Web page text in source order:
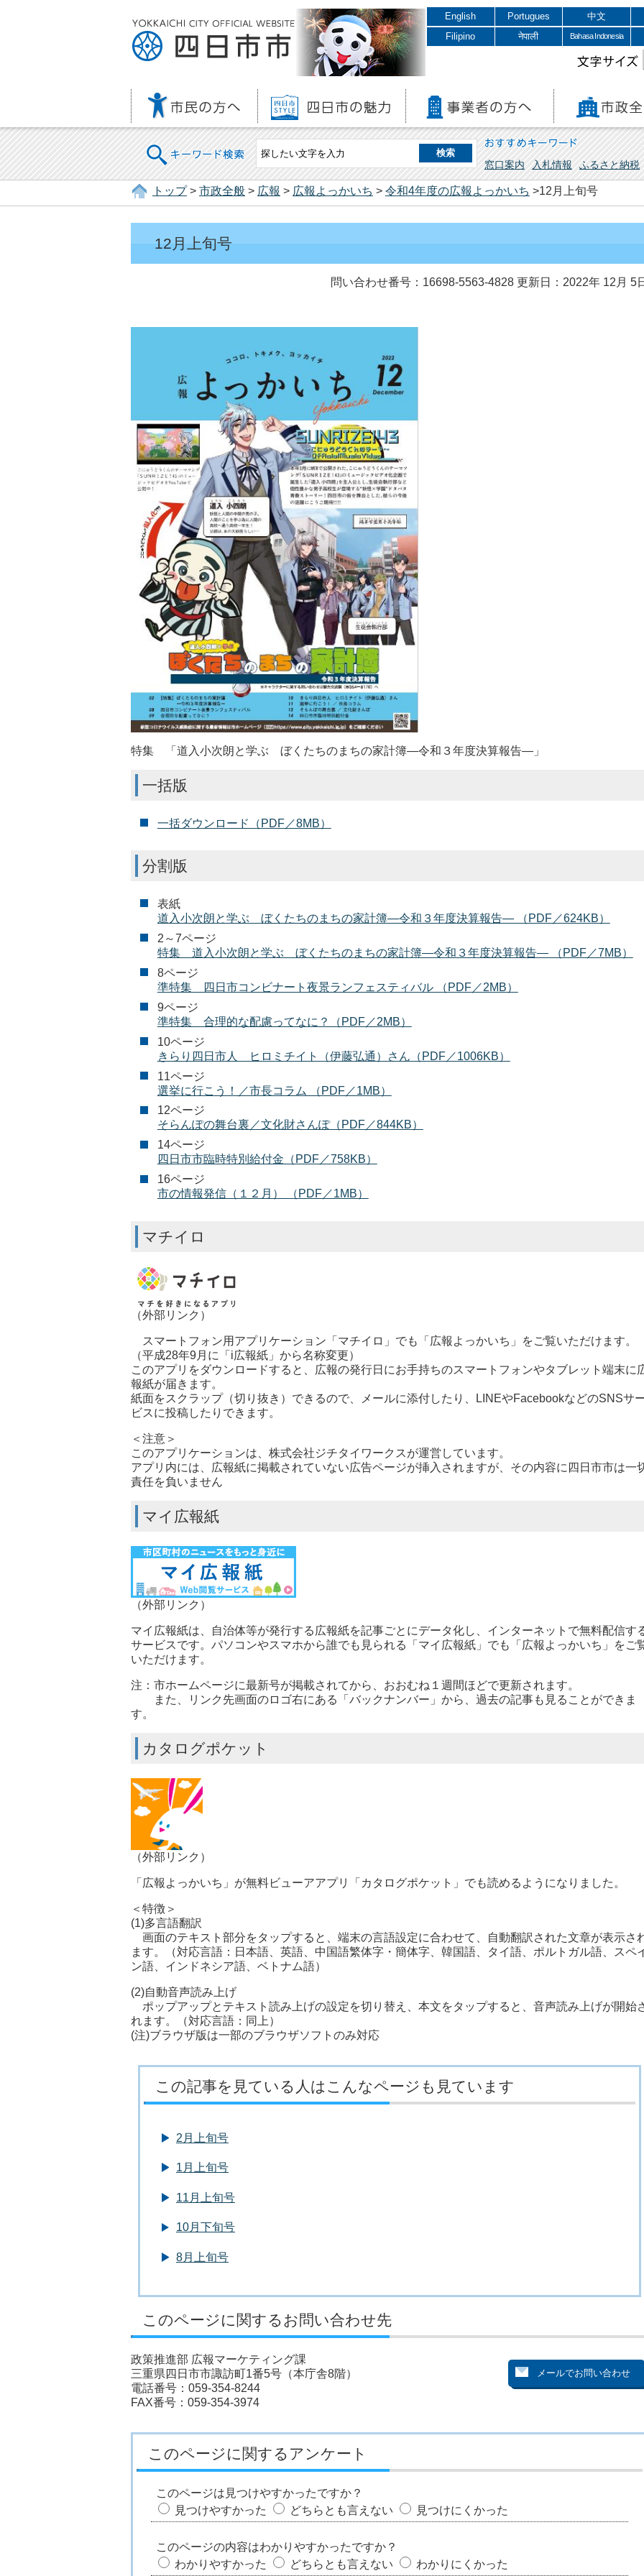
English Portugues
中文
Filipino
नेपाली Bahasa Indonesia
文字サイズ
キーワード検索 おすすめキーワード
窓口案内 入札情報 ふるさと納税
トップ> 市政全般 > 広報 > 広報よっかいち > 令和4年度の広報よっかいち >12月上旬号
12月上旬号
問い合わせ番号：16698-5563-4828 更新日：2022年 12月 5
特集 「道入小次朗と学ぶ ぼくたちのまちの家計簿―令和３年度決算報告―」
一括版
一括ダウンロード（PDF／8MB）
分割版
表紙
道入小次朗と学ぶ ぼくたちのまちの家計簿―令和３年度決算報告― （PDF／624KB）
2～7ページ
特集 道入小次朗と学ぶ ぼくたちのまちの家計簿―令和３年度決算報告― （PDF／7MB）
8ページ
準特集 四日市コンビナート夜景ランフェスティバル （PDF／2MB）
9ページ
準特集 合理的な配慮ってなに？（PDF／2MB）
10ページ
きらり四日市人 ヒロミチイト（伊藤弘通）さん（PDF／1006KB）
11ページ
選挙に行こう！／市長コラム （PDF／1MB）
12ページ
そらんぽの舞台裏／文化財さんぽ（PDF／844KB）
14ページ
四日市市臨時特別給付金（PDF／758KB）
16ページ
市の情報発信（１２月） （PDF／1MB）
マチイロ
（外部リンク）
スマートフォン用アプリケーション「マチイロ」でも「広報よっかいち」をご覧いただけます。
（平成28年9月に「i広報紙」から名称変更）
このアプリをダウンロードすると、広報の発行日にお手持ちのスマートフォンやタブレット端末に
報紙が届きます。
紙面をスクラップ（切り抜き）できるので、メールに添付したり、LINEやFacebookなどのSNSサ
ビスに投稿したりできます。
＜注意＞
このアプリケーションは、株式会社ジチタイワークスが運営しています。
アプリ内には、広報紙に掲載されていない広告ページが挿入されますが、その内容に四日市市は一
責任を負いません
マイ広報紙
（外部リンク）
マイ広報紙は、自治体等が発行する広報紙を記事ごとにデータ化し、インターネットで無料配信す
サービスです。パソコンやスマホから誰でも見られる「マイ広報紙」でも「広報よっかいち」をご
いただけます。
注：市ホームページに最新号が掲載されてから、おおむね１週間ほどで更新されます。
また、リンク先画面のロゴ右にある「バックナンバー」から、過去の記事も見ることができま
す。
カタログポケット
（外部リンク）
「広報よっかいち」が無料ビューアアプリ「カタログポケット」でも読めるようになりました。
＜特徴＞
(1)多言語翻訳
画面のテキスト部分をタップすると、端末の言語設定に合わせて、自動翻訳された文章が表示さ
ます。（対応言語：日本語、英語、中国語繁体字・簡体字、韓国語、タイ語、ポルトガル語、スペ
ン語、インドネシア語、ベトナム語）
(2)自動音声読み上げ
ポップアップとテキスト読み上げの設定を切り替え、本文をタップすると、音声読み上げが開始
れます。（対応言語：同上）
(注)ブラウザ版は一部のブラウザソフトのみ対応
この記事を見ている人はこんなページも見ています
2月上旬号
1月上旬号
11月上旬号
10月下旬号
8月上旬号
このページに関するお問い合わせ先
政策推進部 広報マーケティング課
三重県四日市市諏訪町1番5号（本庁舎8階）
電話番号：059-354-8244
FAX番号：059-354-3974
このページに関するアンケート
このページは見つけやすかったですか？
見つけやすかった
どちらとも言えない 見つけにくかった
このページの内容はわかりやすかったですか？
わかりやすかった
どちらとも言えない わかりにくかった